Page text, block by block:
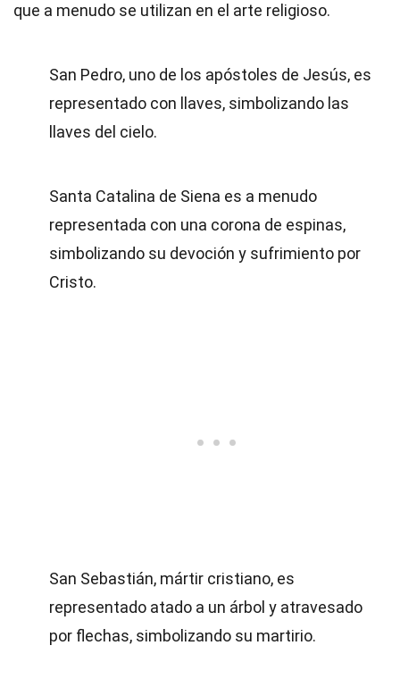
que a menudo se utilizan en el arte religioso.
San Pedro, uno de los apóstoles de Jesús, es
representado con llaves, simbolizando las
llaves del cielo.
Santa Catalina de Siena es a menudo
representada con una corona de espinas,
simbolizando su devoción y sufrimiento por
Cristo.
San Sebastián, mártir cristiano, es
representado atado a un árbol y atravesado
por flechas, simbolizando su martirio.